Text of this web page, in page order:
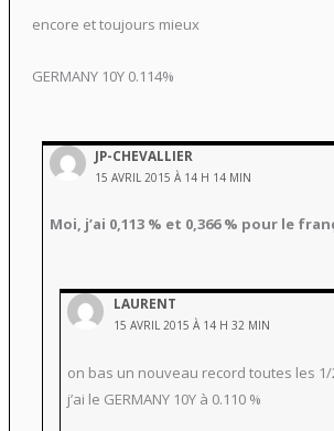
encore et toujours mieux
GERMANY 10Y 0.114%
JP-CHEVALLIER
15 AVRIL 2015 À 14 H 14 MIN
Moi, j’ai 0,113 % et 0,366 % pour le
LAURENT
15 AVRIL 2015 À 14 H 32 MIN
on bas un nouveau record toutes les
j’ai le GERMANY 10Y à 0.110 %